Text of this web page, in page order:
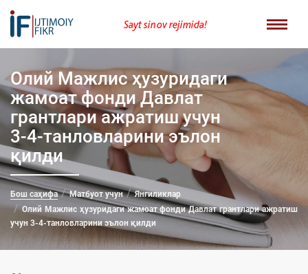
Sayt sinov rejimida!
Олий Мажлис ҳузуридаги
жамоат фонди Давлат
грантлари ажратиш учун
3-4-танловларини эълон
қилди
Бош саҳифа Матбуот учун
Янгиликлар
Олий Мажлис ҳузуридаги жамоат фонди Давлат грантлари ажратиш
учун 3-4-танловларини эълон қилди